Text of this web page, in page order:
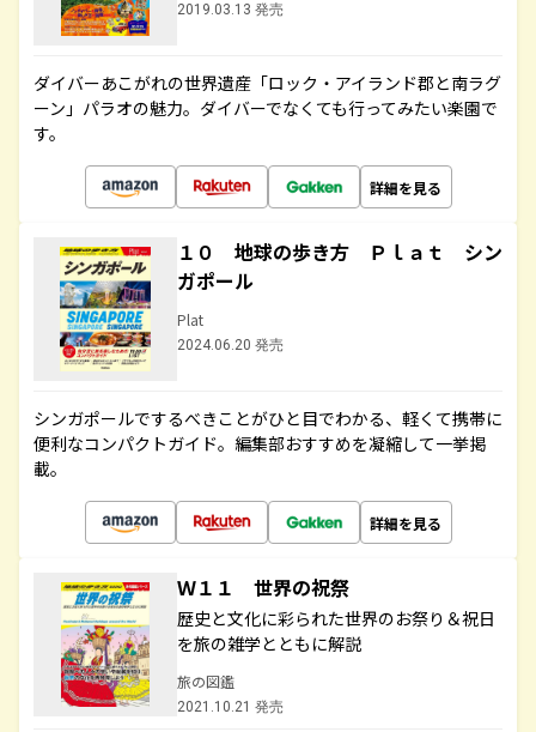
2019.03.13 発売
ダイバーあこがれの世界遺産「ロック・アイランド郡と南ラグ
ーン」パラオの魅力。ダイバーでなくても行ってみたい楽園で
す。
詳細を見る
１０ 地球の歩き方 Ｐｌａｔ シン
ガポール
Plat
2024.06.20 発売
シンガポールでするべきことがひと目でわかる、軽くて携帯に
便利なコンパクトガイド。編集部おすすめを凝縮して一挙掲
載。
詳細を見る
Ｗ１１ 世界の祝祭
歴史と文化に彩られた世界のお祭り＆祝日
を旅の雑学とともに解説
旅の図鑑
2021.10.21 発売